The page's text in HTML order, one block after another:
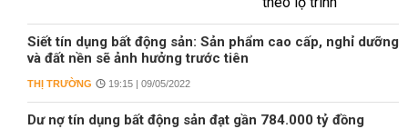
Siết tín dụng bất động sản: Sản phẩm cao cấp, nghỉ dưỡng
và đất nền sẽ ảnh hưởng trước tiên
THỊ TRƯỜNG 19:15 | 09/05/2022
Dư nợ tín dụng bất động sản đạt gần 784.000 tỷ đồng